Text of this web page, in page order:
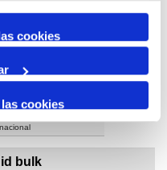
cookies
cookies
bulk